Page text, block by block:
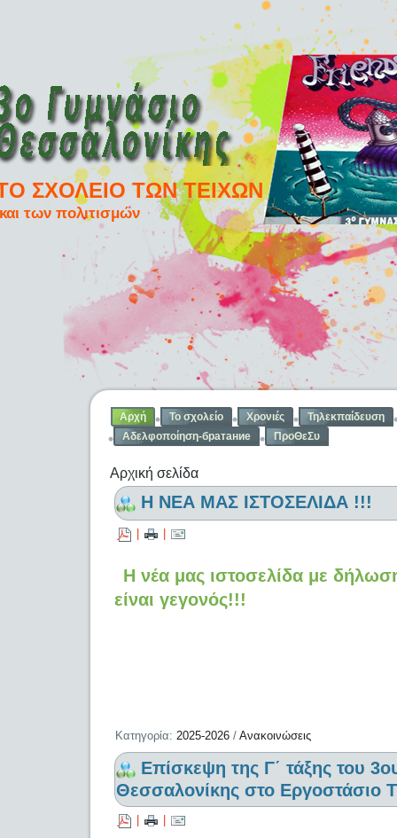
ΣΧΟΛΕΙΟ ΤΩΝ ΤΕΙΧΩΝ
και των πολιτισμών
Αρχή Το σχολείο Χρονιές
Τηλεκπαίδευση
Αδελφοποίηση-братание
ΠροΘεΣυ
Αρχική σελίδα
Η ΝΕΑ ΜΑΣ ΙΣΤΟΣΕΛΙΔΑ !!!
Η νέα μας ιστοσελίδα με
είναι γεγονός!!!
Κατηγορία: 2025-2026 /Ανακοινώσεις
Επίσκεψη της Γ΄ τάξης του
Θεσσαλονίκης στο Εργοστάσιο